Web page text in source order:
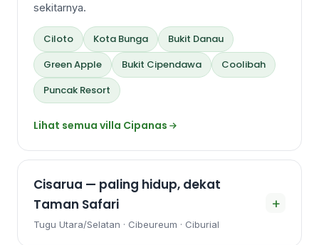
sekitarnya.
Ciloto Kota Bunga
Bukit Danau
Green Apple
Bukit Cipendawa
Coolibah
Puncak Resort
Lihat semua villa Cipanas
Cisarua — paling hidup, dekat
Taman Safari
Tugu Utara/Selatan · Cibeureum · Ciburial
+